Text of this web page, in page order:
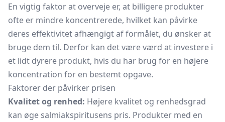
En vigtig faktor at overveje er, at billigere produkter
ofte er mindre koncentrerede, hvilket kan påvirke
deres effektivitet afhængigt af formålet, du ønsker at
bruge dem til. Derfor kan det være værd at investere i
et lidt dyrere produkt, hvis du har brug for en højere
koncentration for en bestemt opgave.
Faktorer der påvirker prisen
Kvalitet og renhed: Højere kvalitet og renhedsgrad
kan øge salmiakspiritusens pris. Produkter med en